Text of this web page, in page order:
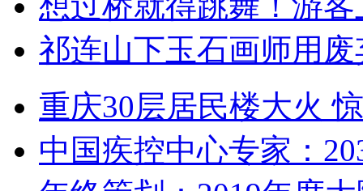
祁连山下玉石画师用
重庆30层居民楼大火
中国疾控中心专家：